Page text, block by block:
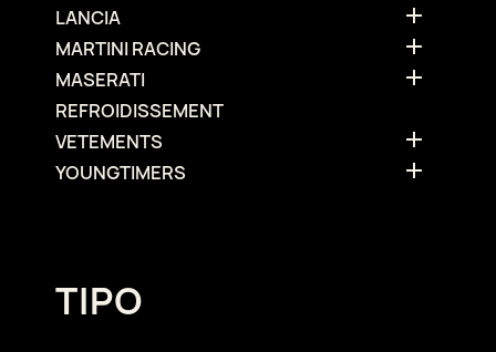
LANCIA

MARTINI RACING 
MASERATI 
REFROIDISSEMENT
VETEMENTS

YOUNGTIMERS 
TIPO